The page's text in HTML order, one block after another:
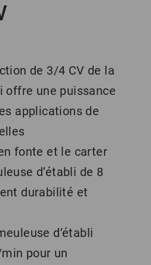
de 3/4 CV de la
offre une puissance
applications de
fonte et le carter
d’établi de 8
durabilité et
d’établi
pour un